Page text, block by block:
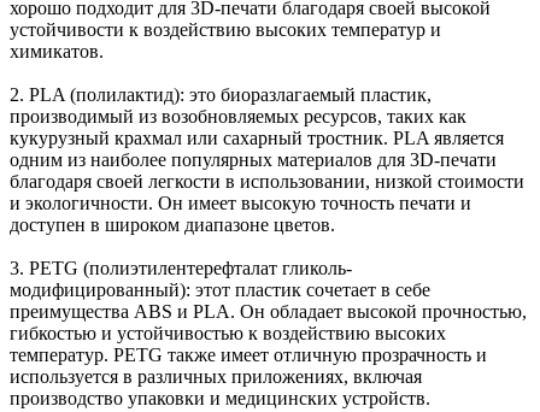
хорошо подходит для 3D-печати благодаря своей высокой
устойчивости к воздействию высоких температур и
химикатов.
2. PLA (полилактид): это биоразлагаемый пластик,
производимый из возобновляемых ресурсов, таких как
кукурузный крахмал или сахарный тростник. PLA является
одним из наиболее популярных материалов для 3D-печати
благодаря своей легкости в использовании, низкой стоимости
и экологичности. Он имеет высокую точность печати и
доступен в широком диапазоне цветов.
3. PETG (полиэтилентерефталат гликоль-
модифицированный): этот пластик сочетает в себе
преимущества ABS и PLA. Он обладает высокой прочностью,
гибкостью и устойчивостью к воздействию высоких
температур. PETG также имеет отличную прозрачность и
используется в различных приложениях, включая
производство упаковки и медицинских устройств.